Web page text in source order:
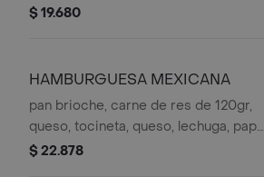
tocineta, lechuga, tomate, salsas
$ 19.680
HAMBURGUESA MEXICANA
pan brioche, carne de res de 120gr,
queso, tocineta, queso, lechuga, papa
chip, tomate, jalapeño y salsas)
$ 22.878